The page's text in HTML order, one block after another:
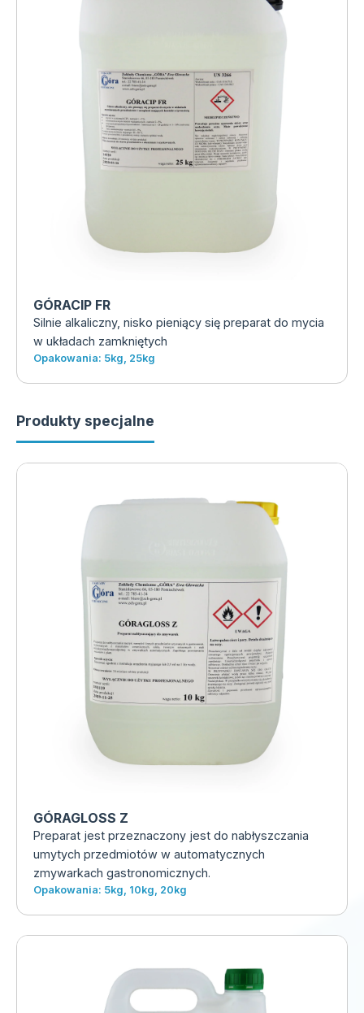
GÓRACIP FR
Silnie alkaliczny, nisko pieniący się preparat do mycia
w układach zamkniętych
Opakowania: 5kg, 25kg
Produkty specjalne
GÓRAGLOSS Z
Preparat jest przeznaczony jest do nabłyszczania
umytych przedmiotów w automatycznych
zmywarkach gastronomicznych.
Opakowania: 5kg, 10kg, 20kg